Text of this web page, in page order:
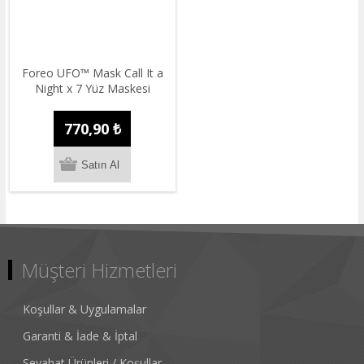
Foreo UFO™ Mask Call It a
Night x 7 Yüz Maskesi
770,90 ₺
Müşteri Hizmetleri
Koşullar & Uygulamalar
Garanti & İade & İptal